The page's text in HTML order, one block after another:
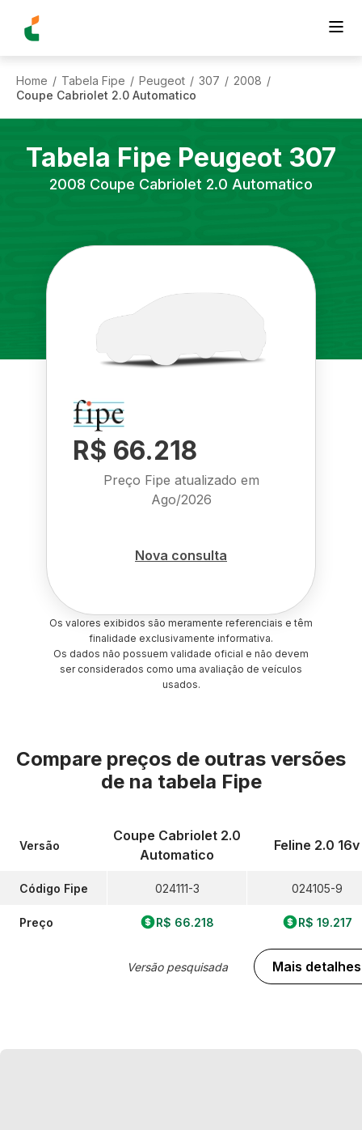
Home / Tabela Fipe / Peugeot / 307 / 2008 /
Coupe Cabriolet 2.0 Automatico
Tabela Fipe Peugeot 307
2008 Coupe Cabriolet 2.0 Automatico
R$ 66.218
Preço Fipe atualizado em
Ago/2026
Nova consulta
Os valores exibidos são meramente referenciais e têm
finalidade exclusivamente informativa.
Os dados não possuem validade oficial e não devem
ser considerados como uma avaliação de veículos
usados.
Compare preços de outras versões
de na tabela Fipe
Versão
Código Fipe
Preço
Coupe Cabriolet 2.0
Automatico
024111-3
R$ 66.218
Versão pesquisada
Feline 2.0 16v
024105-9
R$ 19.217
Mais detalhes